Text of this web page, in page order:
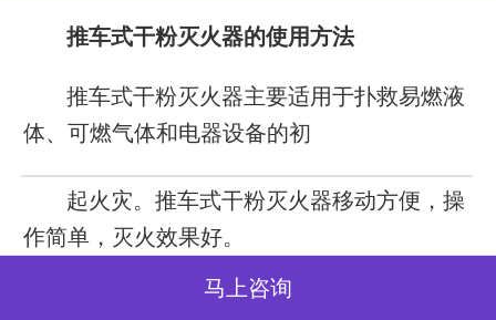
推车式干粉灭火器的使用方法
推车式干粉灭火器主要适用于扑救易燃液
体、可燃气体和电器设备的初
起火灾。推车式干粉灭火器移动方便，操
作简单，灭火效果好。
把灭火器拉或推到现场，用右手抓着喷粉
马上咨询